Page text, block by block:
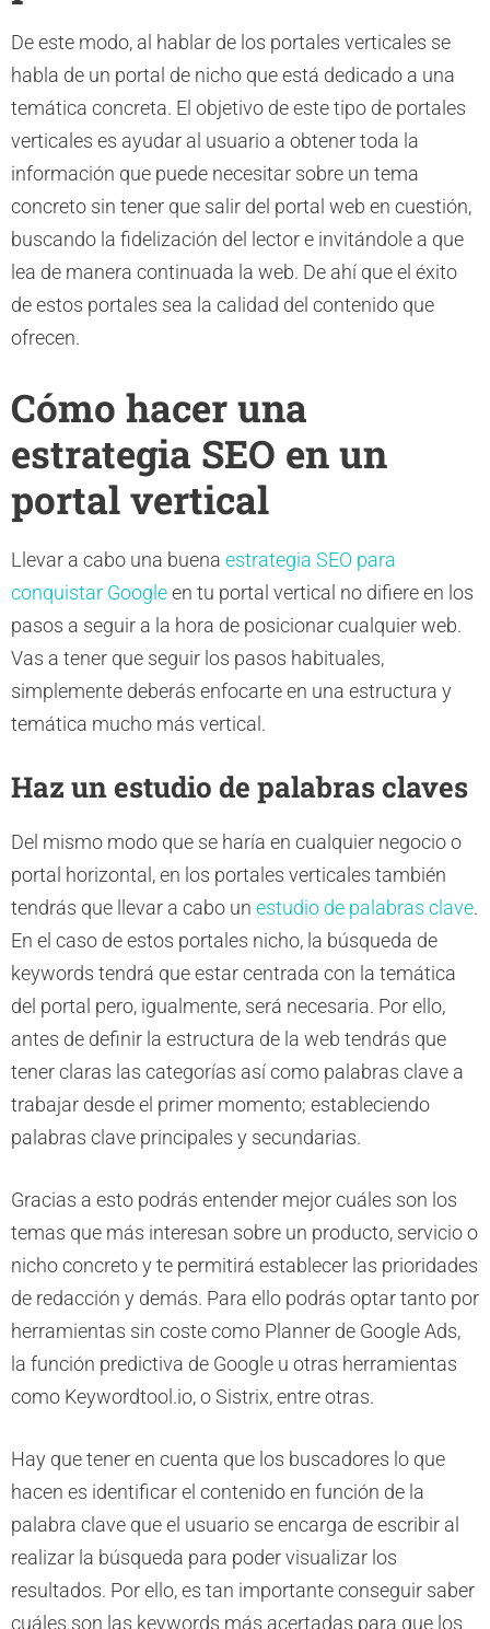
De este modo, al hablar de los portales verticales se
habla de un portal de nicho que está dedicado a una
temática concreta. El objetivo de este tipo de portales
verticales es ayudar al usuario a obtener toda la
información que puede necesitar sobre un tema
concreto sin tener que salir del portal web en cuestión,
buscando la fidelización del lector e invitándole a que
lea de manera continuada la web. De ahí que el éxito
de estos portales sea la calidad del contenido que
ofrecen.
Cómo hacer una
estrategia SEO en un
portal vertical
Llevar a cabo una buena estrategia SEO para
conquistar Googleen tu portal vertical no difiere en los
pasos a seguir a la hora de posicionar cualquier web.
Vas a tener que seguir los pasos habituales,
simplemente deberás enfocarte en una estructura y
temática mucho más vertical.
Haz un estudio de palabras claves
Del mismo modo que se haría en cualquier negocio o
portal horizontal, en los portales verticales también
tendrás que llevar a cabo un estudio de palabras clave.
En el caso de estos portales nicho, la búsqueda de
keywords tendrá que estar centrada con la temática
del portal pero, igualmente, será necesaria. Por ello,
antes de definir la estructura de la web tendrás que
tener claras las categorías así como palabras clave a
trabajar desde el primer momento; estableciendo
palabras clave principales y secundarias.
Gracias a esto podrás entender mejor cuáles son los
temas que más interesan sobre un producto, servicio o
nicho concreto y te permitirá establecer las prioridades
de redacción y demás. Para ello podrás optar tanto por
herramientas sin coste como Planner de Google Ads,
la función predictiva de Google u otras herramientas
como Keywordtool.io, o Sistrix, entre otras.
Hay que tener en cuenta que los buscadores lo que
hacen es identificar el contenido en función de la
palabra clave que el usuario se encarga de escribir al
realizar la búsqueda para poder visualizar los
resultados. Por ello, es tan importante conseguir saber
cuáles son las keywords más acertadas para que los